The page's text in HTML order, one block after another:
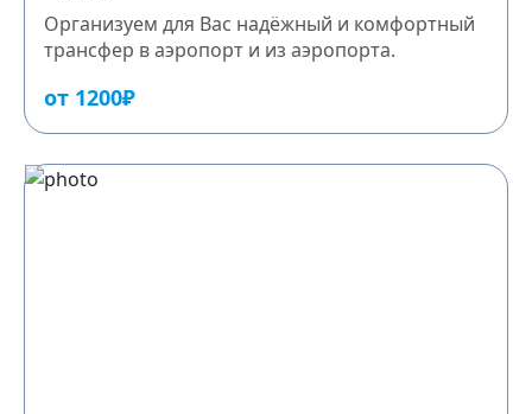
Организуем для Вас надёжный и комфортный
трансфер в аэропорт и из аэропорта.
от 1200₽